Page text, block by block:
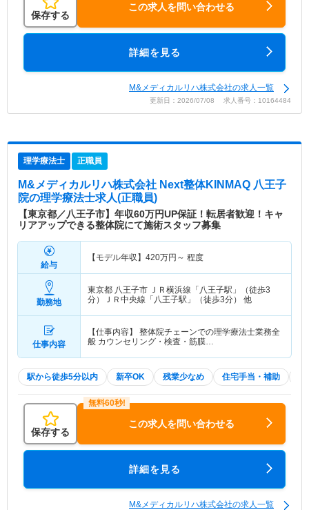
保存する
この求人を問い合わせる
詳細を見る
M&メディカルリハ株式会社の求人一覧
更新日：2026/07/08 求人番号：10164484
理学療法士 正職員
M&メディカルリハ株式会社 Next整体KINMAQ 八王子
院の理学療法士求人(正職員)
【東京都／八王子市】年収60万円UP保証！転居者歓迎！キャ
リアアップできる整体院にて施術スタッフ募集
給与
【モデル年収】 420万円～ 程度
勤務地
東京都 八王子市
ＪＲ横浜線「八王子駅」（徒歩3
分）ＪＲ中央線「八王子駅」（徒歩3分） 他
仕事内容
【仕事内容】 整体院チェーンでの理学療法士業務全
般 カウンセリング・検査・筋膜…
駅から徒歩5分以内 新卒OK 残業少なめ 住宅手当・補助
保存する
この求人を問い合わせる
詳細を見る
M&メディカルリハ株式会社の求人一覧